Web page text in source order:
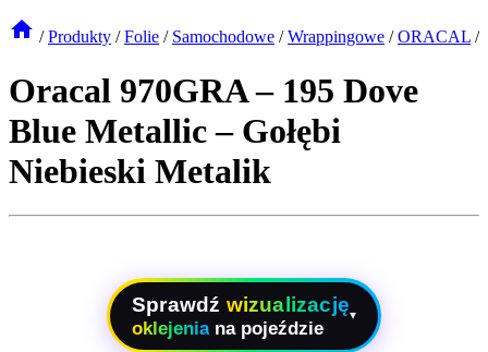
/ Produkty / Folie / Samochodowe / Wrappingowe / ORACAL /
Oracal 970GRA – 195 Dove
Blue Metallic – Gołębi
Niebieski Metalik
Sprawdź wizualizację
oklejenia na pojeździe
▾